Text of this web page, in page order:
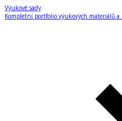
Výukové sady
Kompletní portfolio výukových materiálů a